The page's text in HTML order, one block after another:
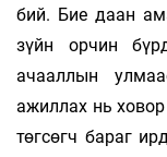
бий. Бие даан
зүйн орчин
ачааллын
ажиллах нь
төгсөгч бараг